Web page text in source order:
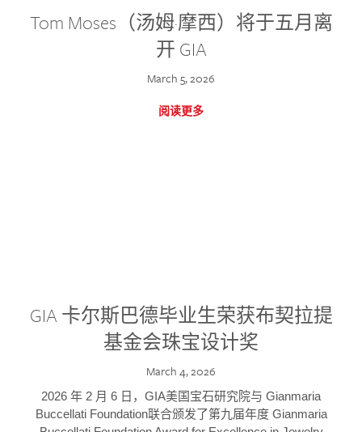
Tom Moses（汤姆·摩西）将于五月离
开 GIA
March 5, 2026
阅读更多
GIA 卡尔斯巴德毕业生荣获布契拉提
基金会珠宝设计奖
March 4, 2026
2026 年 2 月 6 日，GIA美国宝石研究院与 Gianmaria
Buccellati Foundation联合颁发了第九届年度 Gianmaria